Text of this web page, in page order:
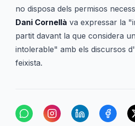
no disposa dels permisos
Dani Cornellà va expressar la
partit davant la que considera
intolerable" amb els discursos
feixista.